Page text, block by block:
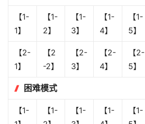
【1-
1】
【1-
2】
【1-
3】
【1-
4】
【1-
5】
【2-
1】
【2
-2】
【2-
3】
【2-
4】
【2-
5】
困难模式
【1-
【1-
【1-
【1-
【1-